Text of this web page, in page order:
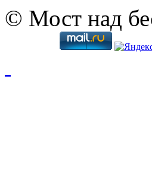
© Мост над